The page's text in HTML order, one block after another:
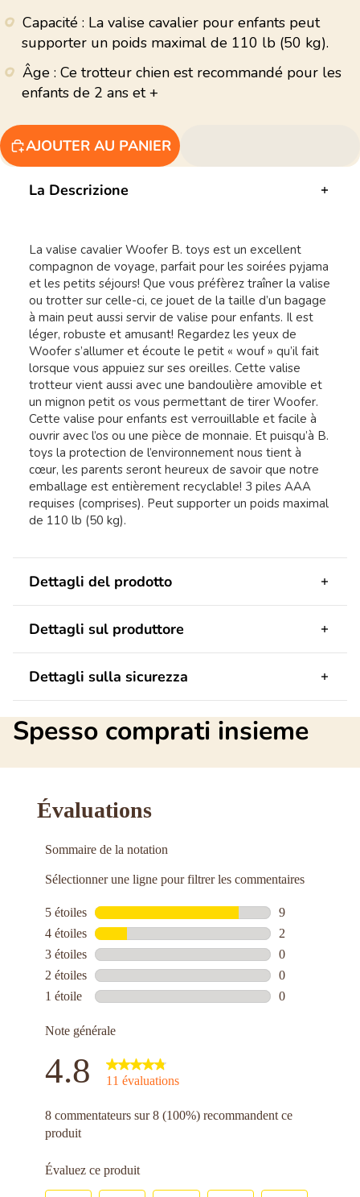
Capacité : La valise cavalier pour enfants peut
supporter un poids maximal de 110 lb (50 kg).
Âge : Ce trotteur chien est recommandé pour les
enfants de 2 ans et +
AJOUTER AU PANIER
La Descrizione
La valise cavalier Woofer B. toys est un excellent
compagnon de voyage, parfait pour les soirées pyjama
et les petits séjours! Que vous préfèrez traîner la valise
ou trotter sur celle-ci, ce jouet de la taille d’un bagage
à main peut aussi servir de valise pour enfants. Il est
léger, robuste et amusant! Regardez les yeux de
Woofer s’allumer et écoute le petit « wouf » qu’il fait
lorsque vous appuiez sur ses oreilles. Cette valise
trotteur vient aussi avec une bandoulière amovible et
un mignon petit os vous permettant de tirer Woofer.
Cette valise pour enfants est verrouillable et facile à
ouvrir avec l’os ou une pièce de monnaie. Et puisqu’à B.
toys la protection de l’environnement nous tient à
cœur, les parents seront heureux de savoir que notre
emballage est entièrement recyclable! 3 piles AAA
requises (comprises). Peut supporter un poids maximal
de 110 lb (50 kg).
Dettagli del prodotto
Dettagli sul produttore
Dettagli sulla sicurezza
Spesso comprati insieme